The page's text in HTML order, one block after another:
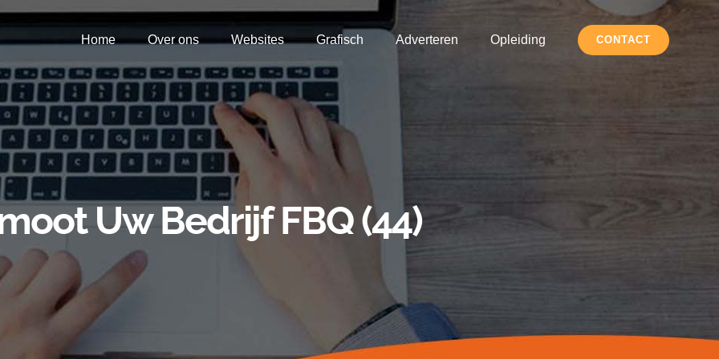
Home Over ons Websites Grafisch Adverteren Opleiding CONTACT
Uw Bedrijf FBQ (44)